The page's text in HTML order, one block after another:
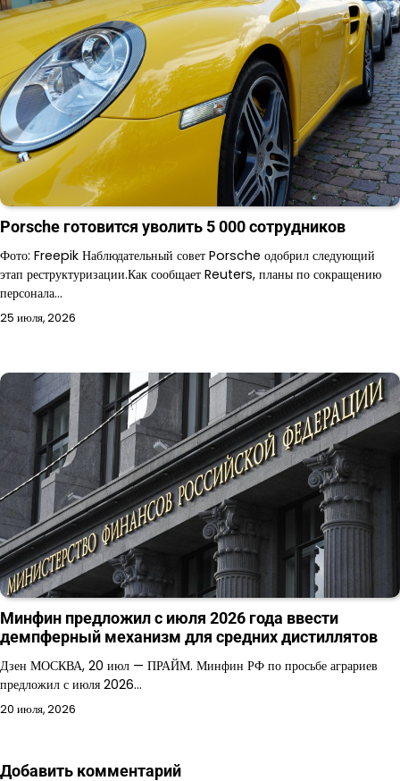
Porsche готовится уволить 5 000 сотрудников
Фото: Freepik Наблюдательный совет Porsche одобрил следующий
этап реструктуризации.Как сообщает Reuters, планы по сокращению
персонала…
25 июля, 2026
Минфин предложил с июля 2026 года ввести
демпферный механизм для средних дистиллятов
Дзен МОСКВА, 20 июл — ПРАЙМ. Минфин РФ по просьбе аграриев
предложил с июля 2026…
20 июля, 2026
Добавить комментарий